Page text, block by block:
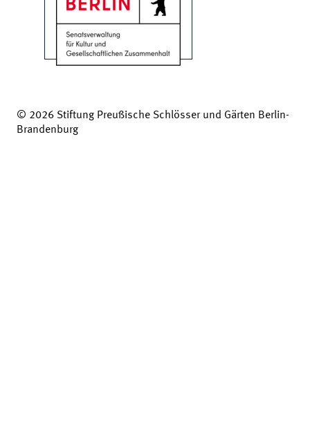
© 2026 Stiftung Preußische Schlösser und Gärten Berlin-
Brandenburg